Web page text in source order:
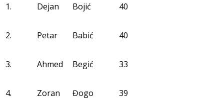
1. Dejan Bojić 40
2. Petar Babić 40
3. Ahmed Begić 33
4. Zoran Đogo 39